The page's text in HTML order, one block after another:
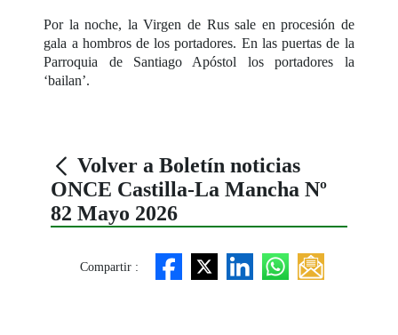
Por la noche, la Virgen de Rus sale en procesión de
gala a hombros de los portadores. En las puertas de la
Parroquia de Santiago Apóstol los portadores la
‘bailan’.
Volver a Boletín noticias
ONCE Castilla-La Mancha Nº
82 Mayo 2026
Compartir :